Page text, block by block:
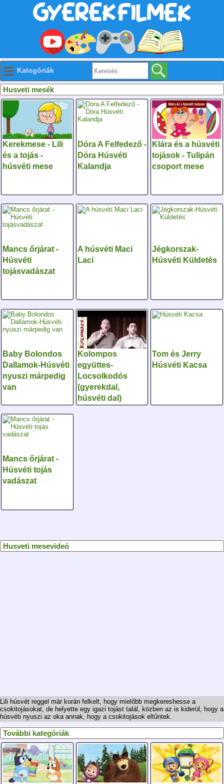
Kategóriák
Husveti mesék
Kerekmese - Lili
és a tojás -
húsvéti mese
Dóra A Felfedező -
Dóra Húsvéti
Kalandja
Klára és a húsvéti
tojások - Tulipán
csoport mese
Mancs őrjárat -
Húsvéti
tojásvadászat
A húsvéti Maci
Laci
Jégkorszak-
Húsvéti Küldetés
Baby Bolondos
Dallamok-Húsvéti
nyuszi márpedig
van
Kolompos
együttes-
Locsolkodós
(gyerekdal,
húsvéti dal)
Tom és Jerry
Húsvéti Kacsa
Mancs őrjárat -
Húsvéti tojás
vadászat
Husveti mesevideó
Lili húsvét reggel már korán felkelt, hogy mielőbb megkereshesse a
csokitojásokat, de helyette egy igazi tojást talál, közben az is kiderül, hogy a
húsvéti nyuszi az oka annak, hogy a csokitojások eltűntek.
További kategóriák